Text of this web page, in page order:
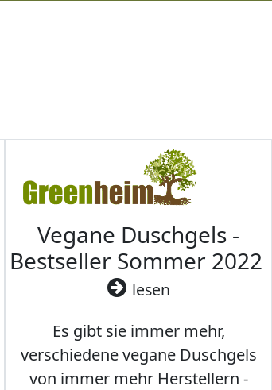
Vegane Duschgels -
Bestseller Sommer 2022
lesen
Es gibt sie immer mehr,
verschiedene vegane Duschgels
von immer mehr Herstellern -